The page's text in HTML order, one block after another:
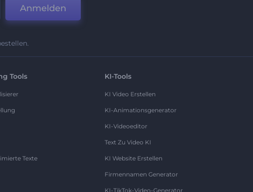
Anmelden
Tools
Texte
KI-Tools
KI Video Erstellen
KI-Animationsgenerator
KI-Videoeditor
Text Zu Video KI
KI Website Erstellen
Firmennamen Generator
KI-TikTok-Video-Generator